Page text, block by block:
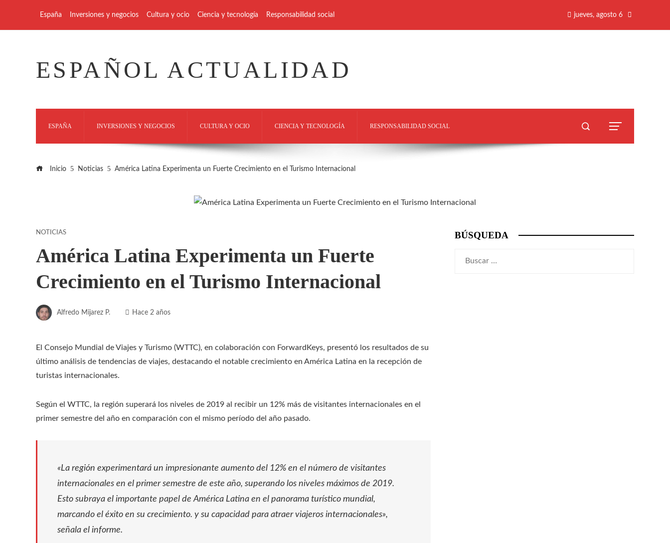
España Inversiones y negocios Cultura y ocio Ciencia y tecnología Responsabilidad social jueves, agosto 6
ESPAÑOL ACTUALIDAD
ESPAÑA INVERSIONES Y NEGOCIOS CULTURA Y OCIO CIENCIA Y TECNOLOGÍA RESPONSABILIDAD SOCIAL
Inicio Noticias América Latina Experimenta un Fuerte Crecimiento en el Turismo Internacional
NOTICIAS
América Latina Experimenta un Fuerte
Crecimiento en el Turismo Internacional
Alfredo Mijarez P. Hace 2 años
El Consejo Mundial de Viajes y Turismo (WTTC), en colaboración con ForwardKeys, presentó los resultados de su
último análisis de tendencias de viajes, destacando el notable crecimiento en América Latina en la recepción de
turistas internacionales.
Según el WTTC, la región superará los niveles de 2019 al recibir un 12% más de visitantes internacionales en el
primer semestre del año en comparación con el mismo período del año pasado.
«La región experimentará un impresionante aumento del 12% en el número de visitantes
internacionales en el primer semestre de este año, superando los niveles máximos de 2019.
Esto subraya el importante papel de América Latina en el panorama turístico mundial,
marcando el éxito en su crecimiento. y su capacidad para atraer viajeros internacionales»,
señala el informe.
BÚSQUEDA